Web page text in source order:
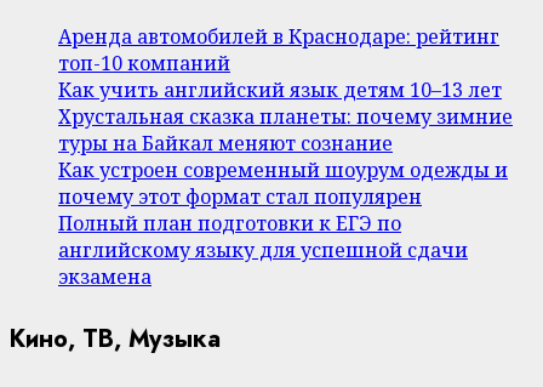
Аренда автомобилей в Краснодаре: рейтинг
топ-10 компаний
Как учить английский язык детям 10–13 лет
Хрустальная сказка планеты: почему зимние
туры на Байкал меняют сознание
Как устроен современный шоурум одежды и
почему этот формат стал популярен
Полный план подготовки к ЕГЭ по
английскому языку для успешной сдачи
экзамена
Кино, ТВ, Музыка